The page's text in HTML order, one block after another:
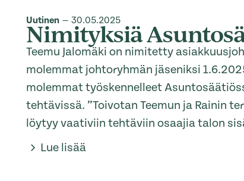
Uutinen — 30.05.2025
Nimityksiä
Teemu Jalomäki on nimitetty
molemmat johtoryhmän jäseniksi
molemmat työskennelleet
tehtävissä. ”Toivotan Teemun ja Rainin
löytyy vaativiin tehtäviin osaajia talon
Lue lisää